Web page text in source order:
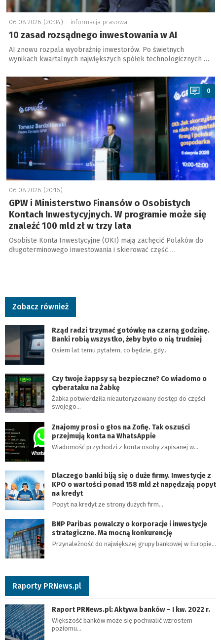
06.08.2026 (20:34) – informacja prasowa
10 zasad rozsądnego inwestowania w AI
AI znowu rozpala wyobraźnię inwestorów. Po świetnych
wynikach kwartalnych największych spółek technologicznych …
a
0
06.08.2026 (20:16)
GPW i Ministerstwo Finansów o Osobistych
Kontach Inwestycyjnych. W programie może się
znaleźć 100 mld zł w trzy lata
Osobiste Konta Inwestycyjne (OKI) mają zachęcić Polaków do
długoterminowego inwestowania i skierować część …
Zobacz również
Rząd radzi trzymać gotówkę na czarną godzinę.
Banki robią wszystko, żeby było o nią trudniej
Osiem lat temu pytałem, co będzie, gdy…
Czy twoje żappsy są bezpieczne? Co wiadomo o
cyberataku na Żabkę
Żabka potwierdziła nieautoryzowany dostęp do części
swojego…
Znajomy prosi o głos na Zofię. Tak oszuści
przejmują konta na WhatsAppie
Wiadomość przychodzi z konta osoby zapisanej w…
Dlaczego banki biją się o duże firmy. Inwestycje z
KPO o wartości ponad 158 mld zł napędzają popyt
na kredyt
Popyt na kredyt ze strony dużych firm…
BNP Paribas powalczy o korporacje i inwestycje
strategiczne. Ma mocną konkurencję
Przynależność do największej grupy bankowej w Europie…
Raporty PRNews.pl
Raport PRNews.pl: Aktywa banków – I kw. 2022 r.
Większość banków może się pochwalić wzrostem
poziomu…